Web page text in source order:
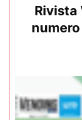
Rivista